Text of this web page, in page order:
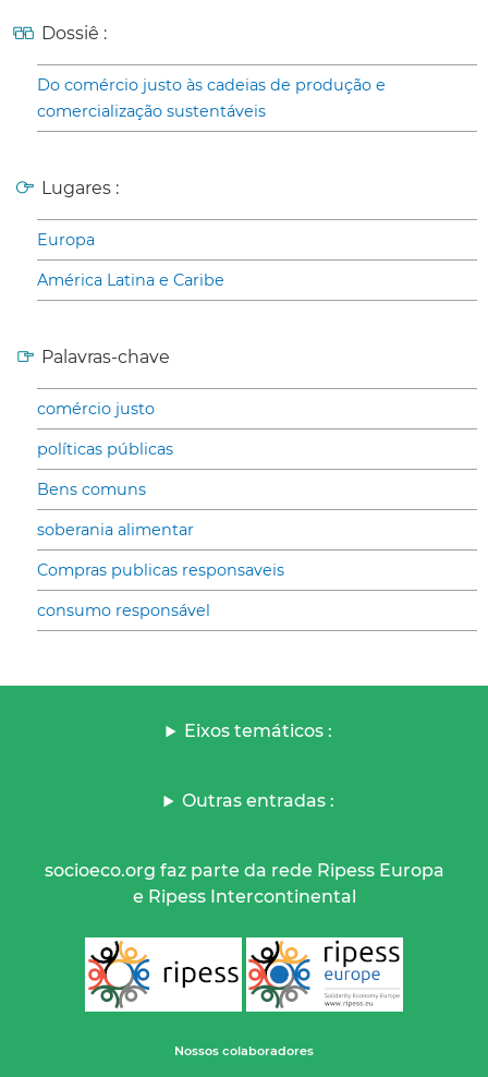
Dossiê :
Do comércio justo às cadeias de produção e
comercialização sustentáveis
Lugares :
Europa
América Latina e Caribe
Palavras-chave
comércio justo
políticas públicas
Bens comuns
soberania alimentar
Compras publicas responsaveis
consumo responsável
Eixos temáticos :
Outras entradas :
socioeco.org faz parte da rede Ripess Europa
e Ripess Intercontinental
Nossos colaboradores